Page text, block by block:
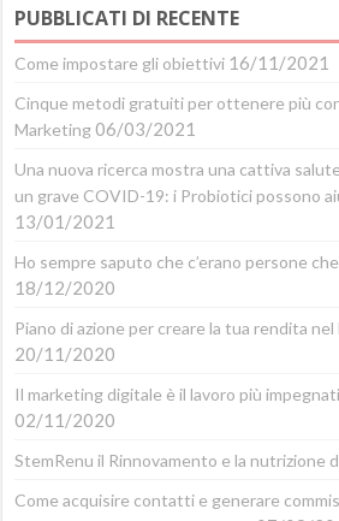
Articoli
Blog
PUBBLICATI DI RECENTE
Come impostare gli obiettivi 16/11/2021
Cinque metodi gratuiti per ottenere più
Marketing 06/03/2021
Una nuova ricerca mostra una cattiva
un grave COVID-19: i Probiotici possono
13/01/2021
Ho sempre saputo che c’erano persone
18/12/2020
Piano di azione per creare la tua rendita
20/11/2020
Il marketing digitale è il lavoro più
02/11/2020
StemRenu il Rinnovamento e la nutrizione
Come acquisire contatti e generare